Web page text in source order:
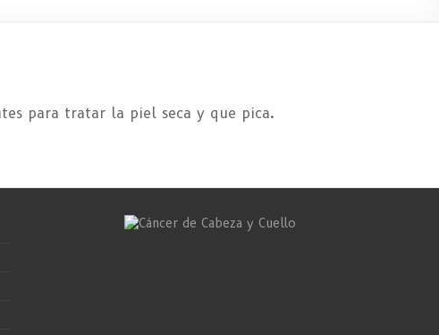
para tratar la piel seca y que pica.